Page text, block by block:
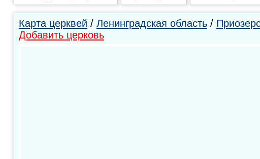
Карта церквей / Ленинградская область/
Добавить церковь